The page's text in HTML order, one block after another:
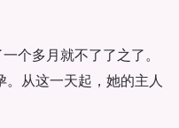
个多月就不了了之了。
从这一天起，她的主人